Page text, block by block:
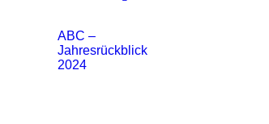
ABC –
Jahresrückblick
2024